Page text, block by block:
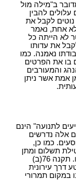
ב"מילה מול
להבין
לקבל את
לא אחת, נאמר
לא הייתה כל
את עדותו
נאמנה. כמו
בו את הפרטים
והמעורבים
אמת אשר ניתן
לתנועה" הינם
אלה נדרשים
כמו כן,
תשלום ומתן
עודף. תקנות התעבורה לא התעלמו מסוגיה זו. תקנה 76(ב)
דרך עירונית
במקום תמרורי